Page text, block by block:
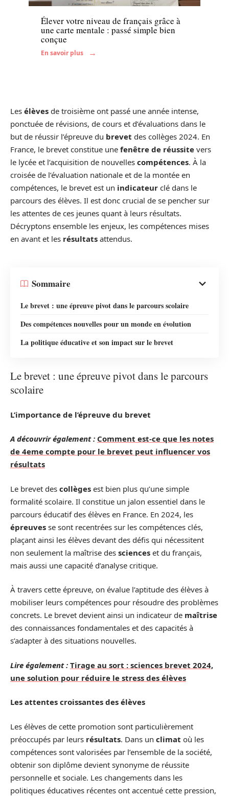
Élever votre niveau de français grâce à
une carte mentale : passé simple bien
conçue
En savoir plus
Les élèves de troisième ont passé une année intense,
ponctuée de révisions, de cours et d’évaluations dans le
but de réussir l’épreuve du brevet des collèges 2024. En
France, le brevet constitue une fenêtre de réussite vers
le lycée et l’acquisition de nouvelles compétences. À la
croisée de l’évaluation nationale et de la montée en
compétences, le brevet est un indicateur clé dans le
parcours des élèves. Il est donc crucial de se pencher sur
les attentes de ces jeunes quant à leurs résultats.
Décryptons ensemble les enjeux, les compétences mises
en avant et les résultats attendus.
Sommaire
Le brevet : une épreuve pivot dans le parcours scolaire
Des compétences nouvelles pour un monde en évolution
La politique éducative et son impact sur le brevet
Le brevet : une épreuve pivot dans le parcours
scolaire
L’importance de l’épreuve du brevet
A découvrir également : Comment est-ce que les notes
de 4eme compte pour le brevet peut influencer vos
résultats
Le brevet des collèges est bien plus qu’une simple
formalité scolaire. Il constitue un jalon essentiel dans le
parcours éducatif des élèves en France. En 2024, les
épreuves se sont recentrées sur les compétences clés,
plaçant ainsi les élèves devant des défis qui nécessitent
non seulement la maîtrise des sciences et du français,
mais aussi une capacité d’analyse critique.
À travers cette épreuve, on évalue l’aptitude des élèves à
mobiliser leurs compétences pour résoudre des problèmes
concrets. Le brevet devient ainsi un indicateur de maîtrise
des connaissances fondamentales et des capacités à
s’adapter à des situations nouvelles.
Lire également : Tirage au sort : sciences brevet 2024,
une solution pour réduire le stress des élèves
Les attentes croissantes des élèves
Les élèves de cette promotion sont particulièrement
préoccupés par leurs résultats. Dans un climat où les
compétences sont valorisées par l’ensemble de la société,
obtenir son diplôme devient synonyme de réussite
personnelle et sociale. Les changements dans les
politiques éducatives récentes ont accentué cette pression,